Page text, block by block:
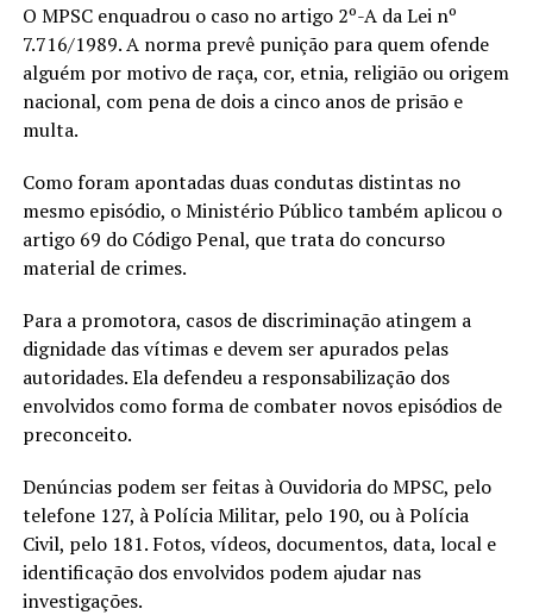
O MPSC enquadrou o caso no artigo 2º-A da Lei nº
7.716/1989. A norma prevê punição para quem ofende
alguém por motivo de raça, cor, etnia, religião ou origem
nacional, com pena de dois a cinco anos de prisão e
multa.
Como foram apontadas duas condutas distintas no
mesmo episódio, o Ministério Público também aplicou o
artigo 69 do Código Penal, que trata do concurso
material de crimes.
Para a promotora, casos de discriminação atingem a
dignidade das vítimas e devem ser apurados pelas
autoridades. Ela defendeu a responsabilização dos
envolvidos como forma de combater novos episódios de
preconceito.
Denúncias podem ser feitas à Ouvidoria do MPSC, pelo
telefone 127, à Polícia Militar, pelo 190, ou à Polícia
Civil, pelo 181. Fotos, vídeos, documentos, data, local e
identificação dos envolvidos podem ajudar nas
investigações.